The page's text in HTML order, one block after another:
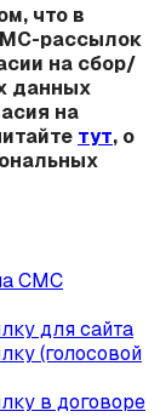
что в
рассылок
на сбор/
данных
на
тут, о
СМС
для сайта
(голосовой
в договоре